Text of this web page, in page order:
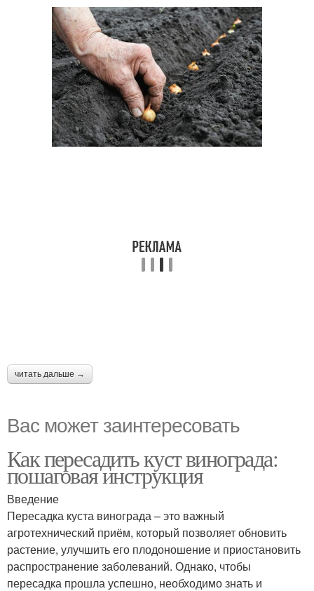
читать дальше →
Вас может заинтересовать
Как пересадить куст винограда:
пошаговая инструкция
Введение
Пересадка куста винограда – это важный
агротехнический приём, который позволяет обновить
растение, улучшить его плодоношение и приостановить
распространение заболеваний. Однако, чтобы
пересадка прошла успешно, необходимо знать и